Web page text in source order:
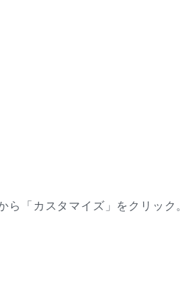
ら「カスタマイズ」をクリック。